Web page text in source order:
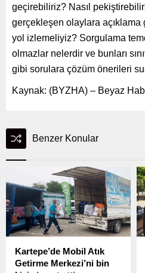
geçirebiliriz? Nasıl
gerçekleşen olaylara açıklama
yol izlemeliyiz? Sorgulama
olmazlar nelerdir ve bunları
gibi sorulara çözüm önerileri
Kaynak: (BYZHA) – Beyaz
Benzer Konular
Kartepe’de Mobil Atık
Getirme Merkezi’ni bin